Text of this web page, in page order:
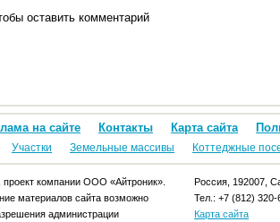
оставить комментарий
на сайте Контакты Карта сайта
Участки Земельные массивы Коттеджные
проект компании ООО «Айтроник».
материалов сайта возможно
администрации
Россия, 192007,
Тел.: +7 (812) 320-
Карта сайта